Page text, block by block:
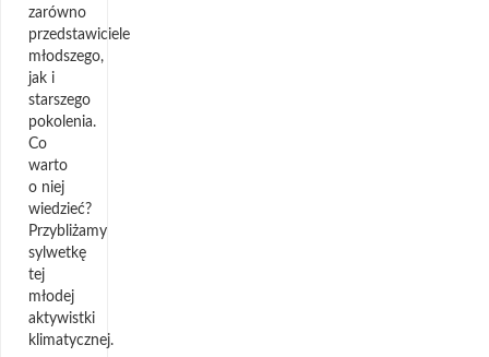
zarówno
przedstawiciele
młodszego,
jak i
starszego
pokolenia.
Co
warto
o niej
wiedzieć?
Przybliżamy
sylwetkę
tej
młodej
aktywistki
klimatycznej.